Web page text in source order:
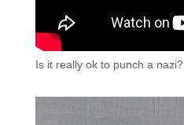
Is it really ok to punch a nazi?